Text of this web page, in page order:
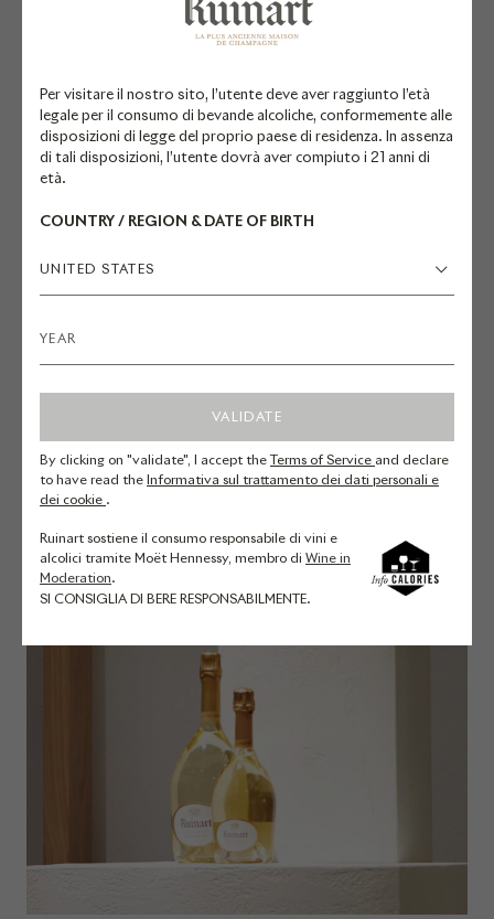
Per visitare il nostro sito, l’utente deve aver raggiunto l’età
legale per il consumo di bevande alcoliche, conformemente alle
disposizioni di legge del proprio paese di residenza. In assenza
di tali disposizioni, l’utente dovrà aver compiuto i 21 anni di
età.
COUNTRY / REGION & DATE OF BIRTH
UNITED STATES
VALIDATE
By clicking on "validate", I accept theTerms of Service and declare
to have read the Informativa sul trattamento dei dati personali e
dei cookie .
Ruinart sostiene il consumo responsabile di vini e
alcolici tramite Moët Hennessy, membro di Wine in
Moderation.
SI CONSIGLIA DI BERE RESPONSABILMENTE.
condivisione del sapere con
sommelier di tutto il mondo”
Frédéric Panaïotis, antico Chef de caves, Maison
Ruinart